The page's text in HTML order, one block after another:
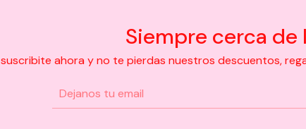
Siempre cerca de
suscribite ahora y no te pierdas nuestros descuentos,